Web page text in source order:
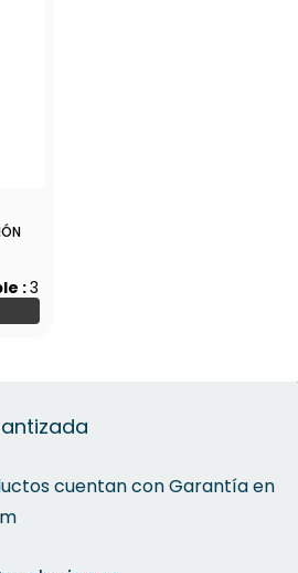
:3
cuentan con Garantía en